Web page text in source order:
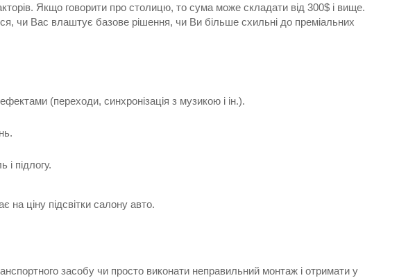
Якщо говорити про столицю, то сума може складати від 300$ і вище.
чи Вас влаштує базове рішення, чи Ви більше схильні до преміальних
(переходи, синхронізація з музикою і ін.).
підлогу.
на ціну підсвітки салону авто.
засобу чи просто виконати неправильний монтаж і отримати у